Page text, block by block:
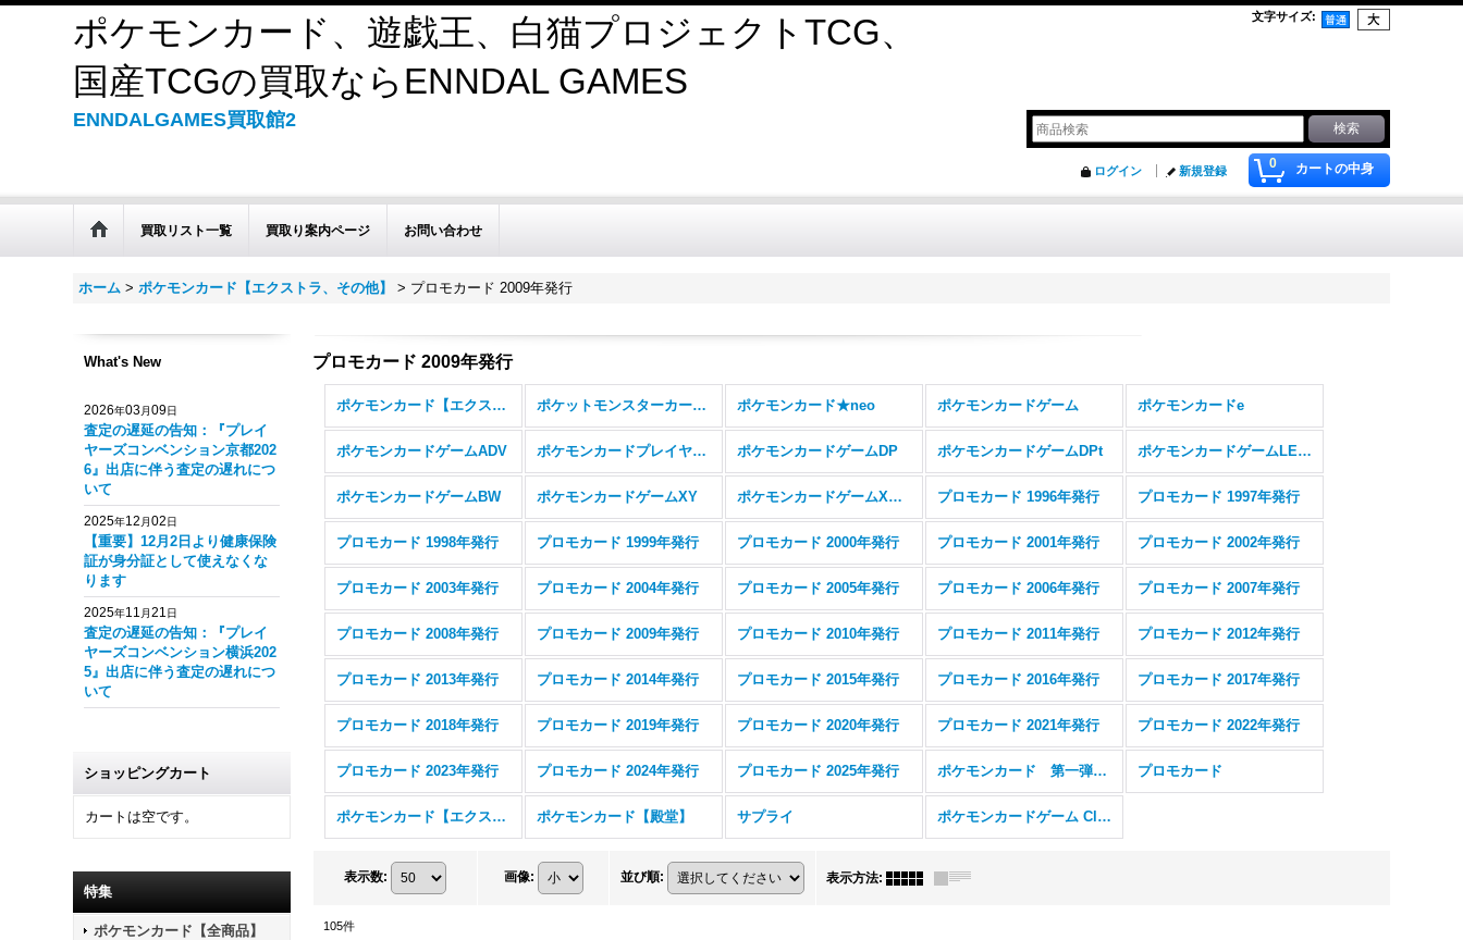
ポケモンカード、遊戯王、白猫プロジェクトTCG、
国産TCGの買取ならENNDAL GAMES
文字サイズ:
ENNDALGAMES買取館2
0 カートの中身
ログイン 新規登録
買取リスト一覧 買取り案内ページ お問い合わせ
ホーム > ポケモンカード【エクストラ、その他】 > プロモカード 2009年発行
What's New
2026年03月09日
査定の遅延の告知：『プレイ
ヤーズコンベンション京都202
6』出店に伴う査定の遅れにつ
いて
2025年12 月02日
【重要】12月2日より健康保険
証が身分証として使えなくな
ります
2025年11 月21日
査定の遅延の告知：『プレイ
ヤーズコンベンション横浜202
5』出店に伴う査定の遅れにつ
いて
ショッピングカート
カートは空です。
特集
ポケモンカード【全商品】
プロモカード 2009年発行
ポケモンカード【エクストラ、その他】 (全商品) ポケットモンスターカードゲーム ポケモンカード★neo ポケモンカードゲーム ポケモンカードe
ポケモンカードゲームADV ポケモンカードプレイヤーズ ポケモンカードゲームDP ポケモンカードゲームDPt ポケモンカードゲームLEGEND
ポケモンカードゲームBW ポケモンカードゲームXY ポケモンカードゲームXYBREAK プロモカード 1996年発行 プロモカード 1997年発行
プロモカード 1998年発行 プロモカード 1999年発行 プロモカード 2000年発行 プロモカード 2001年発行 プロモカード 2002年発行
プロモカード 2003年発行 プロモカード 2004年発行 プロモカード 2005年発行 プロモカード 2006年発行 プロモカード 2007年発行
プロモカード 2008年発行 プロモカード 2009年発行 プロモカード 2010年発行 プロモカード 2011年発行 プロモカード 2012年発行
プロモカード 2013年発行 プロモカード 2014年発行 プロモカード 2015年発行 プロモカード 2016年発行 プロモカード 2017年発行
プロモカード 2018年発行 プロモカード 2019年発行 プロモカード 2020年発行 プロモカード 2021年発行 プロモカード 2022年発行
プロモカード 2023年発行 プロモカード 2024年発行 プロモカード 2025年発行 ポケモンカード 第一弾 初版 (レアリティシンボルなし) 旧裏面 プロモカード
ポケモンカード【エクストラレギュレーション】 ポケモンカード【殿堂】 サプライ ポケモンカードゲーム Classic
表示数: 画像: 並び順: 表示方法:
105件